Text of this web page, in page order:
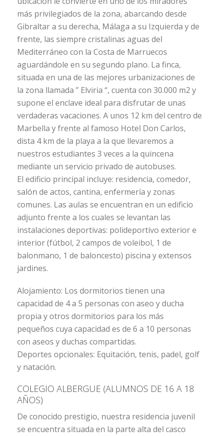
más privilegiados de la zona, abarcando desde
Gibraltar a su derecha, Málaga a su Izquierda y de
frente, las siempre cristalinas aguas del
Mediterráneo con la Costa de Marruecos
aguardándole en su segundo plano. La finca,
situada en una de las mejores urbanizaciones de
la zona llamada ” Elviria “, cuenta con 30.000 m2 y
supone el enclave ideal para disfrutar de unas
verdaderas vacaciones. A unos 12 km del centro de
Marbella y frente al famoso Hotel Don Carlos,
dista 4 km de la playa a la que llevaremos a
nuestros estudiantes 3 veces a la quincena
mediante un servicio privado de autobuses.
El edificio principal incluye: residencia, comedor,
salón de actos, cantina, enfermería y zonas
comunes. Las aulas se encuentran en un edificio
adjunto frente a los cuales se levantan las
instalaciones deportivas: polideportivo exterior e
interior (fútbol, 2 campos de voleibol, 1 de
balonmano, 1 de baloncesto) piscina y extensos
jardines.
Alojamiento: Los dormitorios tienen una
capacidad de 4 a 5 personas con aseo y ducha
propia y otros dormitorios para los más
pequeños cuya capacidad es de 6 a 10 personas
con aseos y duchas compartidas.
Deportes opcionales: Equitación, tenis, padel, golf
y natación.
COLEGIO ALBERGUE (ALUMNOS DE 16 A 18
AÑOS)
De conocido prestigio, nuestra residencia juvenil
se encuentra situada en la parte alta del casco